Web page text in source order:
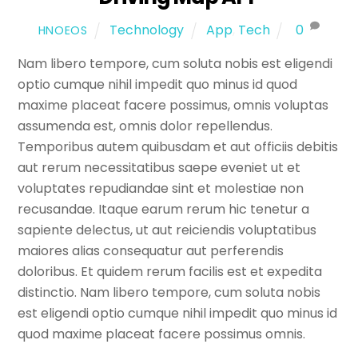
HNOEOS Technology App Tech
0
Nam libero tempore, cum soluta nobis est eligendi
optio cumque nihil impedit quo minus id quod
maxime placeat facere possimus, omnis voluptas
assumenda est, omnis dolor repellendus.
Temporibus autem quibusdam et aut officiis debitis
aut rerum necessitatibus saepe eveniet ut et
voluptates repudiandae sint et molestiae non
recusandae. Itaque earum rerum hic tenetur a
sapiente delectus, ut aut reiciendis voluptatibus
maiores alias consequatur aut perferendis
doloribus. Et quidem rerum facilis est et expedita
distinctio. Nam libero tempore, cum soluta nobis
est eligendi optio cumque nihil impedit quo minus id
quod maxime placeat facere possimus omnis.